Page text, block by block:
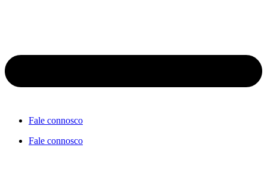
Fale connosco
Fale connosco